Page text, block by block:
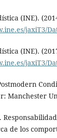
(INE).
jaxiT3/
(INE).
jaxiT3/
Manchester
de los